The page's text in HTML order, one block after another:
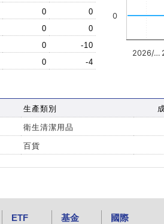
0
0
0
0
0
-10
0 -4
2026/…
0
生產類別
衛生清潔用品
百貨
ETF 基金 國際